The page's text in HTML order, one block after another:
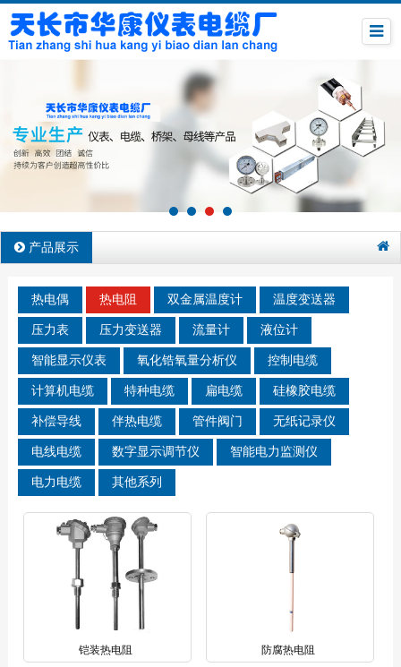
产品展示
热电偶 热电阻 双金属温度计 温度变送器
压力表 压力变送器 流量计 液位计
智能显示仪表 氧化锆氧量分析仪 控制电缆
计算机电缆 特种电缆 扁电缆 硅橡胶电缆
补偿导线 伴热电缆 管件阀门 无纸记录仪
电线电缆 数字显示调节仪 智能电力监测仪
电力电缆 其他系列
铠装热电阻 防腐热电阻